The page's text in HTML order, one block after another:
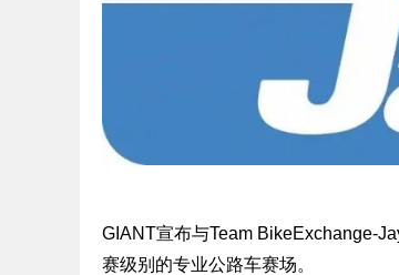
GIANT宣布与Team BikeExchange-
赛级别的专业公路车赛场。